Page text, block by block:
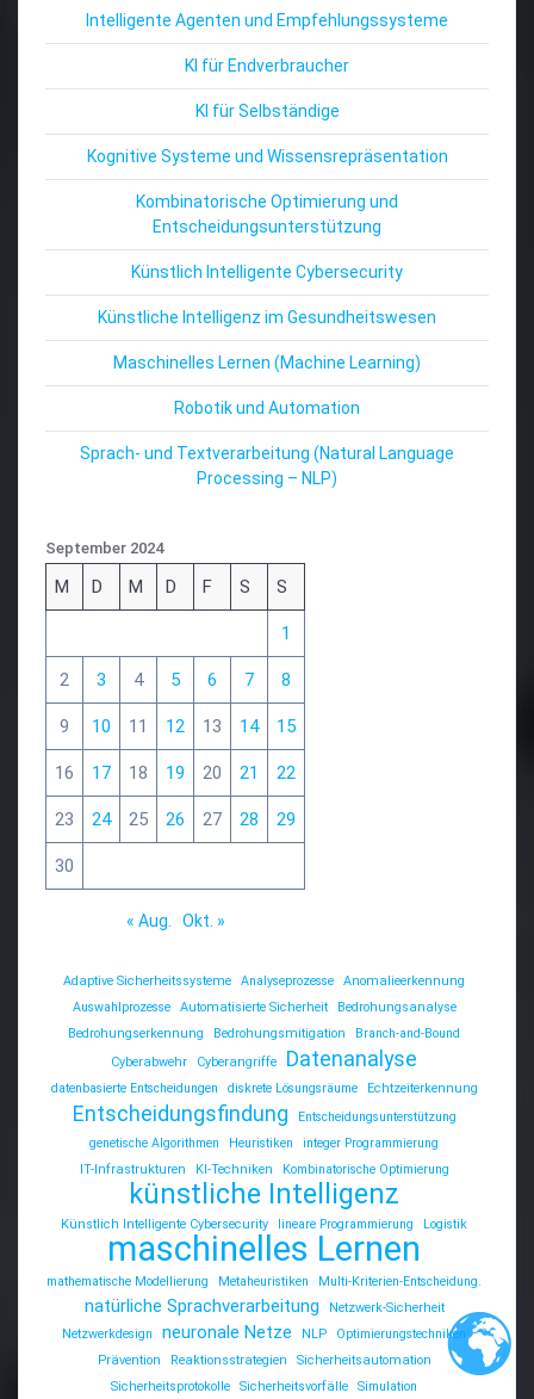
Intelligente Agenten und Empfehlungssysteme
KI für Endverbraucher
KI für Selbständige
Kognitive Systeme und Wissensrepräsentation
Kombinatorische Optimierung und
Entscheidungsunterstützung
Künstlich Intelligente Cybersecurity
Künstliche Intelligenz im Gesundheitswesen
Maschinelles Lernen (Machine Learning)
Robotik und Automation
Sprach- und Textverarbeitung (Natural Language
Processing – NLP)
September 2024
M D M D F S S
1
2 3 4 5 6 7 8
9 10 11 12 13 14 15
16 17 18 19 20 21 22
23 24 25 26 27 28 29
30
« Aug. Okt. »
Adaptive Sicherheitssysteme Analyseprozesse
Anomalieerkennung
Auswahlprozesse
Automatisierte Sicherheit
Bedrohungsanalyse
Bedrohungserkennung
Bedrohungsmitigation
Branch-and-Bound
Cyberabwehr
Cyberangriffe Datenanalyse
datenbasierte Entscheidungen diskrete Lösungsräume Echtzeiterkennung
Entscheidungsfindung
Entscheidungsunterstützung
genetische Algorithmen
Heuristiken
integer Programmierung
IT-Infrastrukturen
KI-Techniken Kombinatorische Optimierung
künstliche Intelligenz
Künstlich Intelligente Cybersecurity lineare Programmierung Logistik
maschinelles Lernen
mathematische Modellierung Metaheuristiken Multi-Kriterien-Entscheidung.
natürliche Sprachverarbeitung
Netzwerk-Sicherheit
Netzwerkdesign
neuronale Netze NLP
Optimierungstechniken
Prävention
Reaktionsstrategien
Sicherheitsautomation
Sicherheitsprotokolle
Sicherheitsvorfälle Simulation